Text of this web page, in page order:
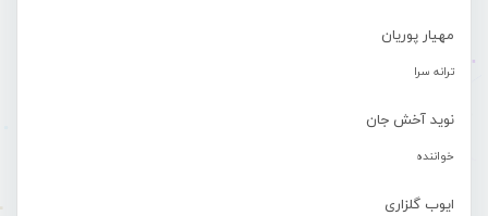
مهیار پوریان
ترانه سرا
نوید آخش جان
خواننده
ایوب گلزاری